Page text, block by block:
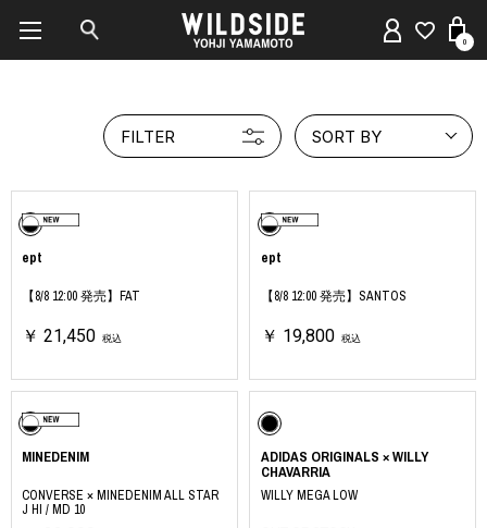
0
FILTER SORT BY
ept
【8/8 12:00 発売】FAT
￥ 21,450 税込
ept
【8/8 12:00 発売】SANTOS
￥ 19,800 税込
MINEDENIM
CONVERSE × MINEDENIM ALL STAR
J HI / MD 10
ADIDAS ORIGINALS × WILLY
CHAVARRIA
WILLY MEGA LOW